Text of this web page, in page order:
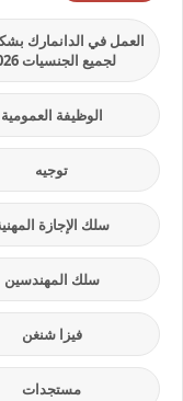
العمل في الدانمارك
لجميع الجنسيات 2026
الوظيفة العمومية
توجيه
سلك الإجازة
سلك المهندسين
فيزا شنغن
مستجدات